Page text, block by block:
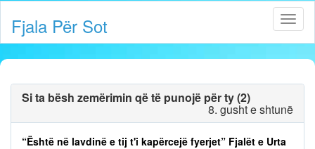
Fjala Për Sot
Si ta bësh zemërimin që të punojë për ty (2)
8. gusht e shtunë
“Është në lavdinë e tij t'i kapërcejë fyerjet” Fjalët e Urta